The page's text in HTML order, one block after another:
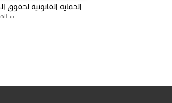
الحماية القانونية لحقوق
عبد